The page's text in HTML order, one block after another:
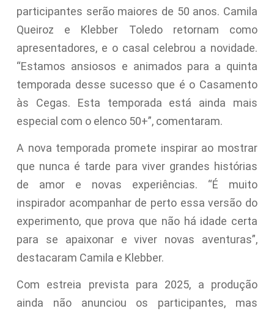
participantes serão maiores de 50 anos. Camila
Queiroz e Klebber Toledo retornam como
apresentadores, e o casal celebrou a novidade.
“Estamos ansiosos e animados para a quinta
temporada desse sucesso que é o Casamento
às Cegas. Esta temporada está ainda mais
especial com o elenco 50+”, comentaram.
A nova temporada promete inspirar ao mostrar
que nunca é tarde para viver grandes histórias
de amor e novas experiências. “É muito
inspirador acompanhar de perto essa versão do
experimento, que prova que não há idade certa
para se apaixonar e viver novas aventuras”,
destacaram Camila e Klebber.
Com estreia prevista para 2025, a produção
ainda não anunciou os participantes, mas